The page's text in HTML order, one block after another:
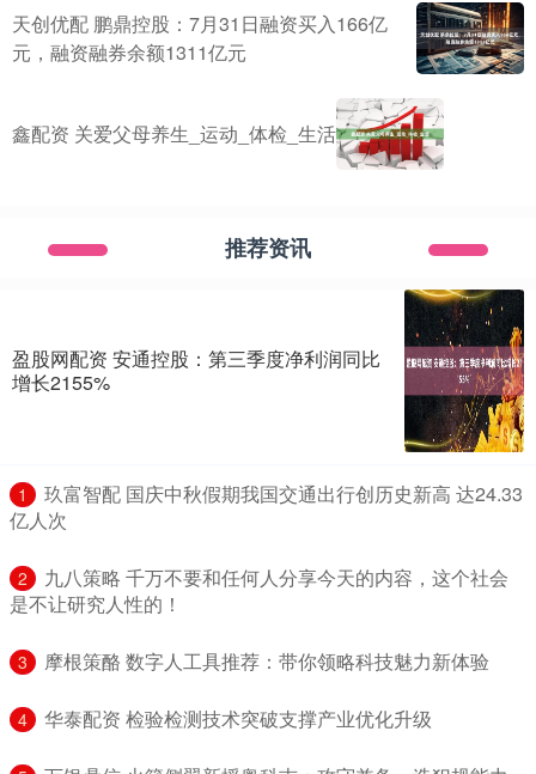
天创优配 鹏鼎控股：7月31日融资买入166亿
元，融资融券余额1311亿元
鑫配资 关爱父母养生_运动_体检_生活
推荐资讯
盈股网配资 安通控股：第三季度净利润同比
增长2155%
1
​玖富智配 国庆中秋假期我国交通出行创历史新高 达24.33
亿人次
2
​九八策略 千万不要和任何人分享今天的内容，这个社会
是不让研究人性的！
3 ​摩根策酪 数字人工具推荐：带你领略科技魅力新体验
4 ​华泰配资 检验检测技术突破支撑产业优化升级